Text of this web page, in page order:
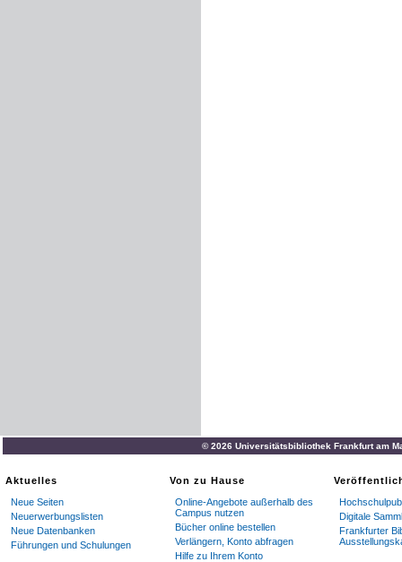
© 2026 Universitätsbibliothek Frankfurt am
Aktuelles
Neue Seiten
Neuerwerbungslisten
Neue Datenbanken
Führungen und Schulungen
Von zu Hause
Online-Angebote außerhalb des
Campus nutzen
Bücher online bestellen
Verlängern, Konto abfragen
Hilfe zu Ihrem Konto
Digitale
Frankfurter